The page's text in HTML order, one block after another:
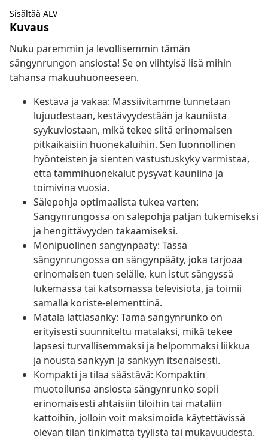
Sisältää ALV
Kuvaus
Nuku paremmin ja levollisemmin tämän
sängynrungon ansiosta! Se on viihtyisä lisä mihin
tahansa makuuhuoneeseen.
Kestävä ja vakaa: Massiivitamme tunnetaan
lujuudestaan, kestävyydestään ja kauniista
syykuviostaan, mikä tekee siitä erinomaisen
pitkäikäisiin huonekaluihin. Sen luonnollinen
hyönteisten ja sienten vastustuskyky varmistaa,
että tammihuonekalut pysyvät kauniina ja
toimivina vuosia.
Sälepohja optimaalista tukea varten:
Sängynrungossa on sälepohja patjan tukemiseksi
ja hengittävyyden takaamiseksi.
Monipuolinen sängynpääty: Tässä
sängynrungossa on sängynpääty, joka tarjoaa
erinomaisen tuen selälle, kun istut sängyssä
lukemassa tai katsomassa televisiota, ja toimii
samalla koriste-elementtinä.
Matala lattiasänky: Tämä sängynrunko on
erityisesti suunniteltu matalaksi, mikä tekee
lapsesi turvallisemmaksi ja helpommaksi liikkua
ja nousta sänkyyn ja sänkyyn itsenäisesti.
Kompakti ja tilaa säästävä: Kompaktin
muotoilunsa ansiosta sängynrunko sopii
erinomaisesti ahtaisiin tiloihin tai mataliin
kattoihin, jolloin voit maksimoida käytettävissä
olevan tilan tinkimättä tyylistä tai mukavuudesta.